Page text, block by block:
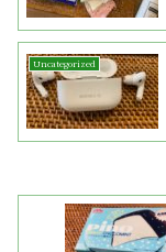
Uncategorized